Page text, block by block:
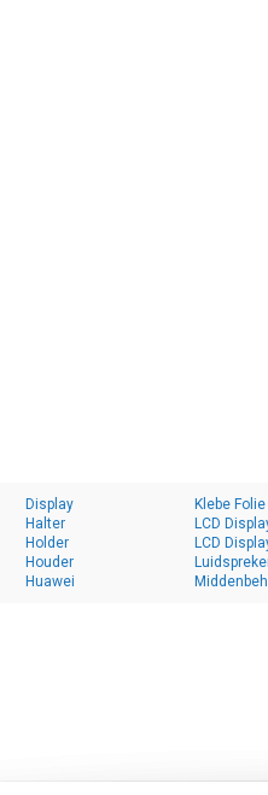
Display
Halter
Holder
Houder
Huawei
Klebe Folie
LCD
LCD